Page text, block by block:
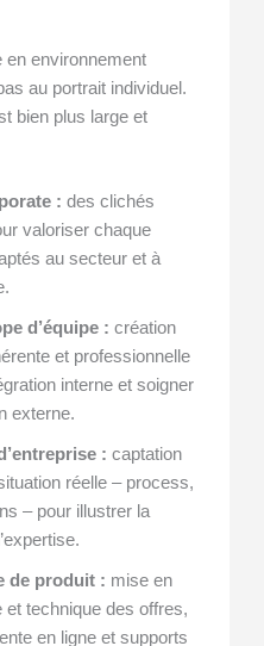
en environnement
au portrait individuel.
bien plus large et
: des clichés
valoriser chaque
au secteur et à
d’équipe : création
et professionnelle
interne et soigner
externe.
: captation
réelle – process,
– pour illustrer la
de produit : mise en
et technique des offres,
en ligne et supports